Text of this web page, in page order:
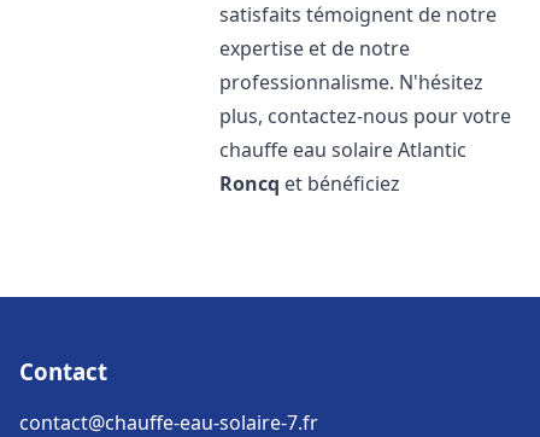
satisfaits témoignent de notre
expertise et de notre
professionnalisme. N'hésitez
plus, contactez-nous pour votre
chauffe eau solaire Atlantic
Roncq et bénéficiez
Contact
contact@chauffe-eau-solaire-7.fr